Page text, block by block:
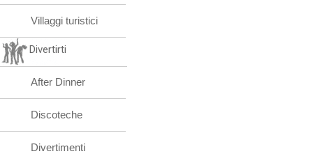
Villaggi turistici
Divertirti
After Dinner
Discoteche
Divertimenti